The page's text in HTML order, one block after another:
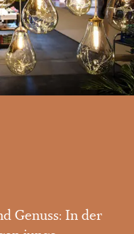
Genuss: In der